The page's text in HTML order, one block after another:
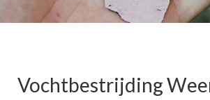
Vochtbestrijding